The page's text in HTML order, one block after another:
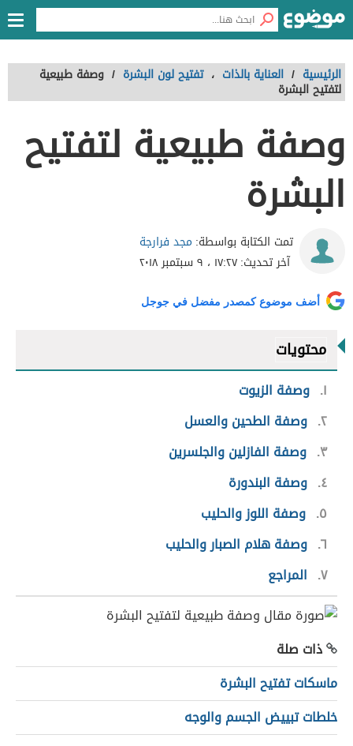
الرئيسية / العناية بالذات ، تفتيح لون البشرة / وصفة طبيعية
لتفتيح البشرة
وصفة طبيعية لتفتيح
البشرة
تمت الكتابة بواسطة: مجد فرارجة
آخر تحديث:١٧:٢٧ ، ٩ سبتمبر ٢٠١٨
أضف موضوع كمصدر مفضل في جوجل
محتويات
١ وصفة الزيوت
٢ وصفة الطحين والعسل
٣ وصفة الفازلين والجلسرين
٤ وصفة البندورة
٥ وصفة اللوز والحليب
٦ وصفة هلام الصبار والحليب
٧ المراجع
ذات صلة
ماسكات تفتيح البشرة
خلطات تبييض الجسم والوجه